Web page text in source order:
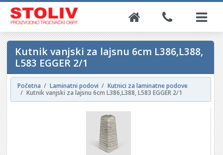
Kutnik vanjski za lajsnu 6cm L386,L388,
L583 EGGER 2/1
Početna Laminatni podovi
Kutnici za laminatne podove
Kutnik vanjski za lajsnu 6cm L386,L388, L583 EGGER 2/1